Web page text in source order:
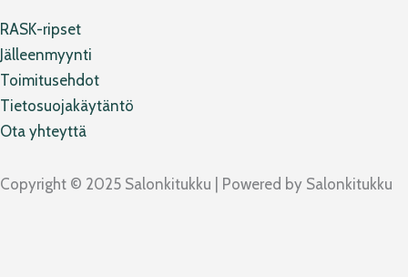
RASK-ripset
Jälleenmyynti
Toimitusehdot
Tietosuojakäytäntö
Ota yhteyttä
Copyright © 2025 Salonkitukku | Powered by Salonkitukku